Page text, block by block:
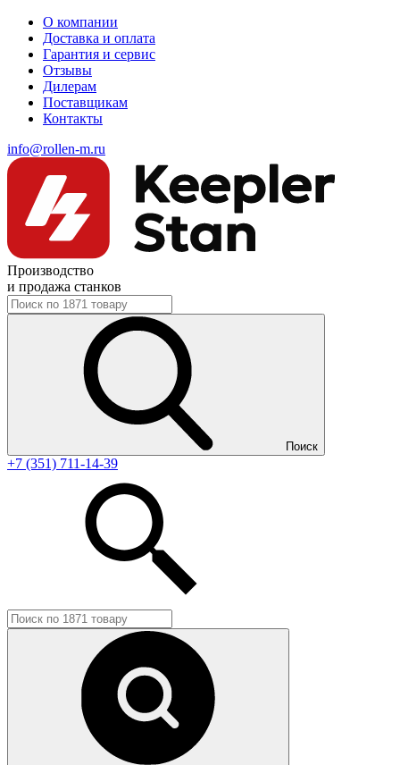
О компании
Доставка и оплата
Гарантия и сервис
Отзывы
Дилерам
Поставщикам
Контакты
info@rollen-m.ru
Производство
и продажа станков
Поиск
+7 (351) 711-14-39